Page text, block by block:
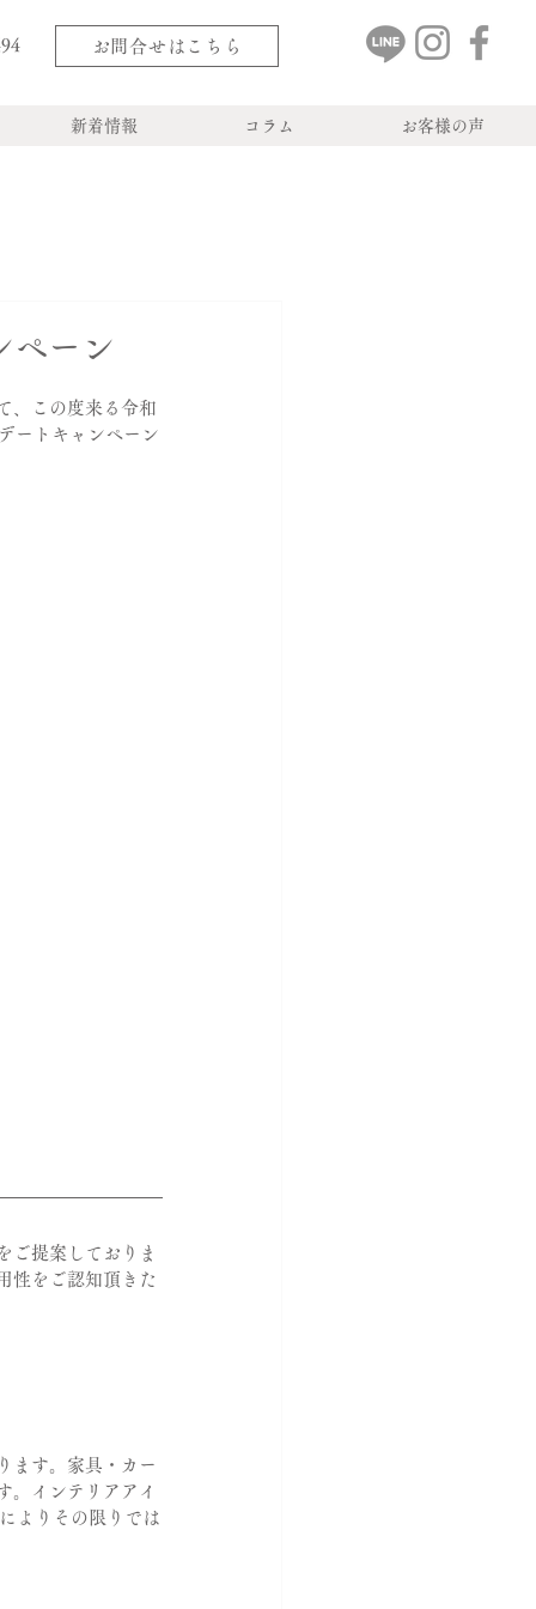
お問合せはこちら
新着情報 コラム お客様の声
ペーン
、この度来る令和
ートキャンペーン
ご提案しておりま
性をご認知頂きた
ます。家具・カー
。インテリアアイ
よりその限りでは